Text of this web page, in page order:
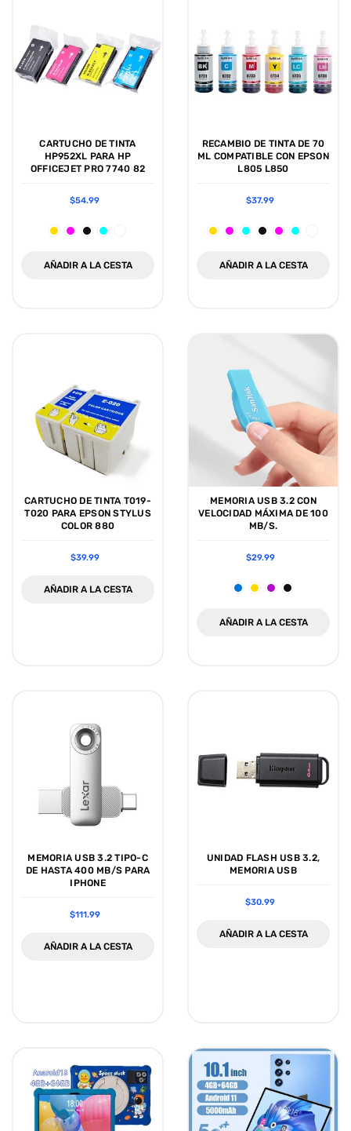
CARTUCHO DE TINTA
HP952XL PARA HP
OFFICEJET PRO 7740 82
$54.99
AÑADIR A LA CESTA
RECAMBIO DE TINTA DE 70
ML COMPATIBLE CON EPSON
L805 L850
$37.99
AÑADIR A LA CESTA
CARTUCHO DE TINTA T019-
T020 PARA EPSON STYLUS
COLOR 880
$39.99
AÑADIR A LA CESTA
MEMORIA USB 3.2 CON
VELOCIDAD MÁXIMA DE 100
MB/S.
$29.99
AÑADIR A LA CESTA
MEMORIA USB 3.2 TIPO-C
DE HASTA 400 MB/S PARA
IPHONE
$111.99
AÑADIR A LA CESTA
UNIDAD FLASH USB 3.2,
MEMORIA USB
$30.99
AÑADIR A LA CESTA